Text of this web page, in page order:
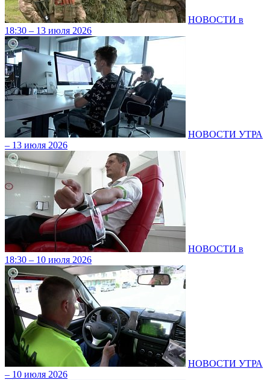
НОВОСТИ в
18:30 – 13 июля 2026
НОВОСТИ УТРА
– 13 июля 2026
НОВОСТИ в
18:30 – 10 июля 2026
НОВОСТИ УТРА
– 10 июля 2026